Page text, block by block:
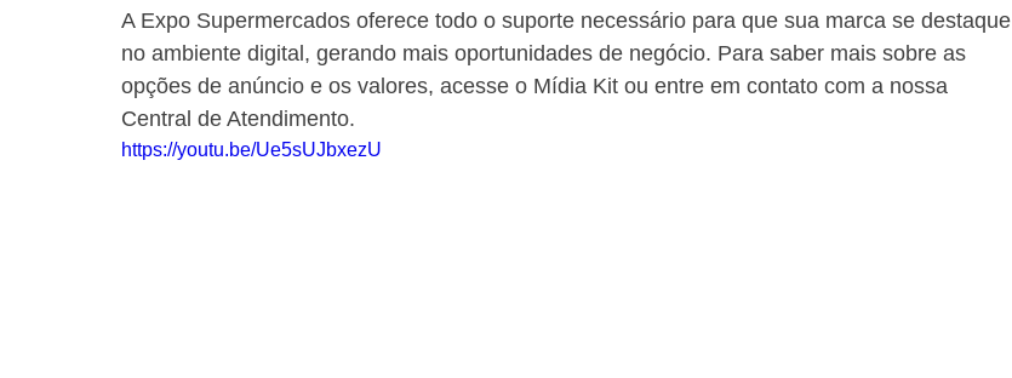
A Expo Supermercados oferece todo o suporte necessário para que sua marca se destaque
no ambiente digital, gerando mais oportunidades de negócio. Para saber mais sobre as
opções de anúncio e os valores, acesse o Mídia Kit ou entre em contato com a nossa
Central de Atendimento.
https://youtu.be/Ue5sUJbxezU